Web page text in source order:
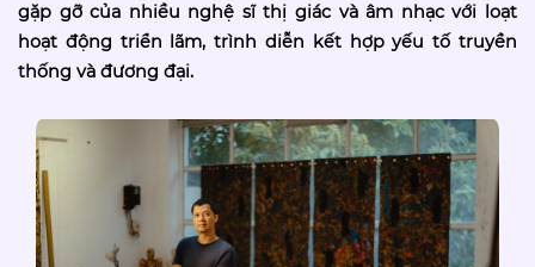
gặp gỡ của nhiều nghệ sĩ thị giác và âm nhạc với loạt
hoạt động triển lãm, trình diễn kết hợp yếu tố truyền
thống và đương đại.